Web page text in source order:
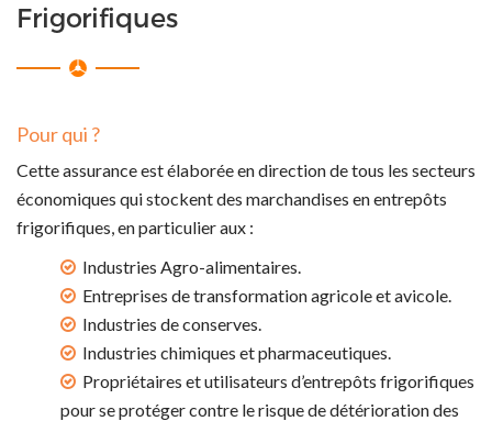
Frigorifiques
Pour qui ?
Cette assurance est élaborée en direction de tous les secteurs
économiques qui stockent des marchandises en entrepôts
frigorifiques, en particulier aux :
Industries Agro-alimentaires.
Entreprises de transformation agricole et avicole.
Industries de conserves.
Industries chimiques et pharmaceutiques.
Propriétaires et utilisateurs d’entrepôts frigorifiques
pour se protéger contre le risque de détérioration des